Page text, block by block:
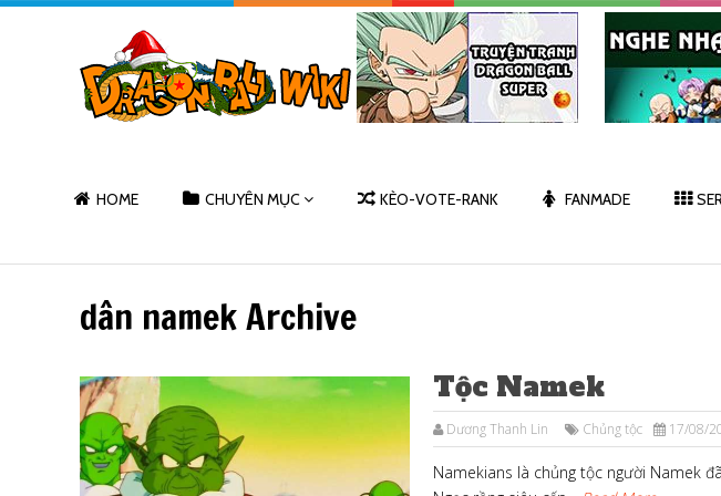
HOME CHUYÊN MỤC KÈO-VOTE-RANK FANMADE
dân namek Archive
Tộc Namek
Dương Thanh Lin Chủng tộc 17/08/
Namekians là chủng tộc người Namek